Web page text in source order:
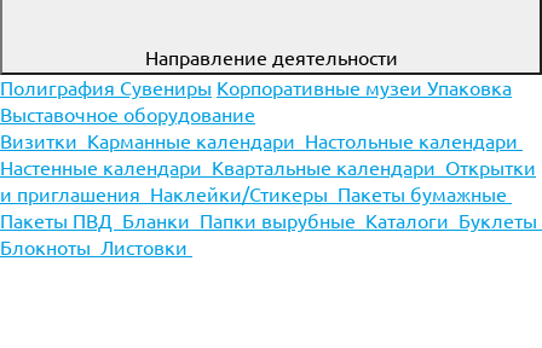
Направление деятельности
Полиграфия Сувениры Корпоративные музеи Упаковка
Выставочное оборудование
Визитки Карманные календари Настольные календари
Настенные календари Квартальные календари Открытки
и приглашения Наклейки/Стикеры Пакеты бумажные
Пакеты ПВД
Бланки Папки вырубные Каталоги Буклеты
Блокноты Листовки